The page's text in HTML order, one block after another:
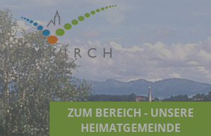
ZUM BEREICH - UNSERE
HEIMATGEMEINDE